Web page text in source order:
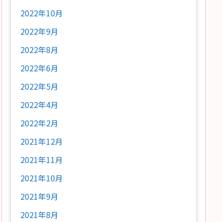
2022年10月
2022年9月
2022年8月
2022年6月
2022年5月
2022年4月
2022年2月
2021年12月
2021年11月
2021年10月
2021年9月
2021年8月